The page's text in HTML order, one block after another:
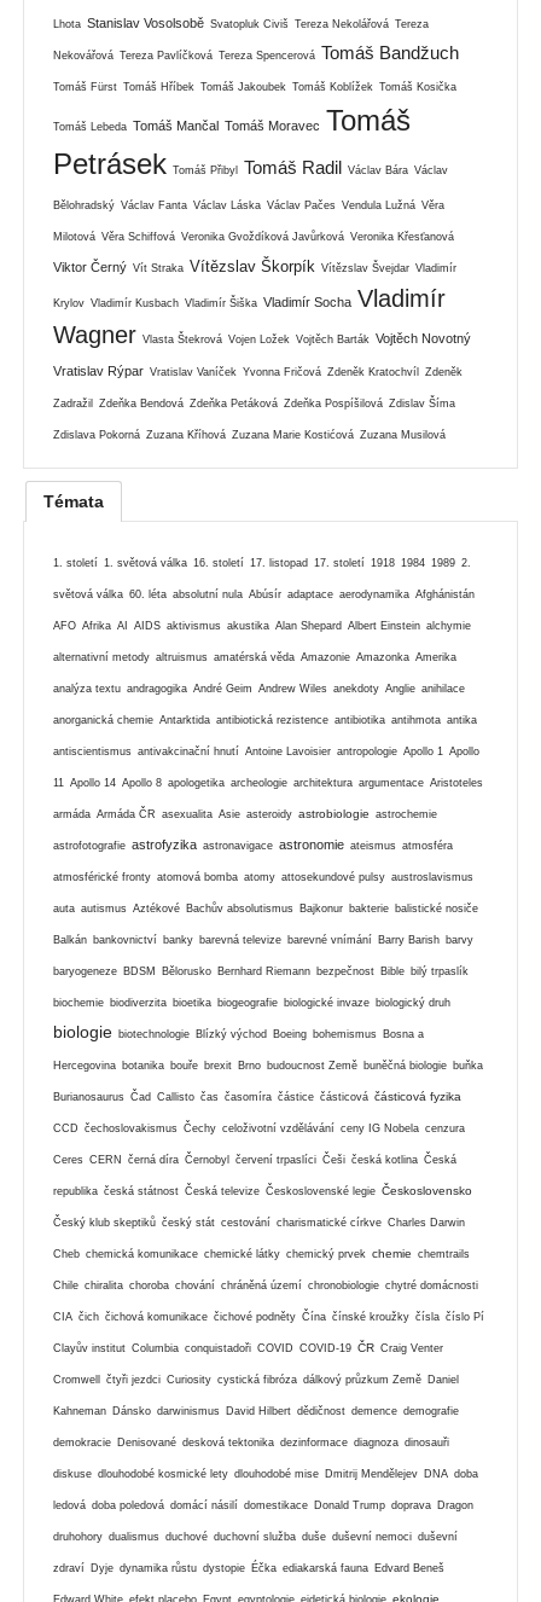
Lhota Stanislav Vosolsobě Svatopluk Civiš Tereza Nekolářová Tereza
Nekovářová Tereza Pavlíčková Tereza Spencerová Tomáš Bandžuch
Tomáš Fürst Tomáš Hříbek Tomáš Jakoubek Tomáš Koblížek Tomáš Kosička
Tomáš Lebeda Tomáš Mančal Tomáš Moravec Tomáš
Petrásek Tomáš Přibyl Tomáš Radil Václav Bára Václav
Bělohradský Václav Fanta Václav Láska Václav Pačes Vendula Lužná Věra
Milotová Věra Schiffová Veronika Gvoždíková Javůrková Veronika Křesťanová
Viktor Černý Vít Straka Vítězslav Škorpík Vítězslav Švejdar Vladimír
Krylov Vladimír Kusbach Vladimír Šiška Vladimír Socha Vladimír
Wagner Vlasta Štekrová Vojen Ložek Vojtěch Barták Vojtěch Novotný
Vratislav Rýpar Vratislav Vaníček Yvonna Fričová Zdeněk Kratochvíl Zdeněk
Zadražil Zdeňka Bendová Zdeňka Petáková Zdeňka Pospíšilová Zdislav Šíma
Zdislava Pokorná Zuzana Kříhová Zuzana Marie Kostićová Zuzana Musilová
Témata
1. století 1. světová válka 16. století 17. listopad 17. století 1918 1984 1989 2.
světová válka 60. léta absolutní nula Abúsír adaptace aerodynamika Afghánistán
AFO Afrika AI AIDS aktivismus akustika Alan Shepard Albert Einstein alchymie
alternativní metody altruismus amatérská věda Amazonie Amazonka Amerika
analýza textu andragogika André Geim Andrew Wiles anekdoty Anglie anihilace
anorganická chemie Antarktida antibiotická rezistence antibiotika antihmota antika
antiscientismus antivakcinační hnutí Antoine Lavoisier antropologie Apollo 1 Apollo
11 Apollo 14 Apollo 8 apologetika archeologie architektura argumentace Aristoteles
armáda Armáda ČR asexualita Asie asteroidy astrobiologie astrochemie
astrofotografie astrofyzika astronavigace astronomie ateismus atmosféra
atmosférické fronty atomová bomba atomy attosekundové pulsy austroslavismus
auta autismus Aztékové Bachův absolutismus Bajkonur bakterie balistické nosiče
Balkán bankovnictví banky barevná televize barevné vnímání Barry Barish barvy
baryogeneze BDSM Bělorusko Bernhard Riemann bezpečnost Bible bilý trpaslík
biochemie biodiverzita bioetika biogeografie biologické invaze biologický druh
biologie biotechnologie Blízký východ Boeing bohemismus Bosna a
Hercegovina botanika bouře brexit Brno budoucnost Země buněčná biologie buňka
Burianosaurus Čad Callisto čas časomíra částice částicová částicová fyzika
CCD čechoslovakismus Čechy celoživotní vzdělávání ceny IG Nobela cenzura
Ceres CERN černá díra Černobyl červení trpaslíci Češi česká kotlina Česká
republika česká státnost Česká televize Československé legie Československo
Český klub skeptiků český stát cestování charismatické církve Charles Darwin
Cheb chemická komunikace chemické látky chemický prvek chemie chemtrails
Chile chiralita choroba chování chráněná území chronobiologie chytré domácnosti
CIA čich čichová komunikace čichové podněty Čína čínské kroužky čísla číslo Pí
Clayův institut Columbia conquistadoři COVID COVID-19 ČR Craig Venter
Cromwell čtyři jezdci Curiosity cystická fibróza dálkový průzkum Země Daniel
Kahneman Dánsko darwinismus David Hilbert dědičnost demence demografie
demokracie Denisované desková tektonika dezinformace diagnoza dinosauři
diskuse dlouhodobé kosmické lety dlouhodobé mise Dmitrij Mendělejev DNA doba
ledová doba poledová domácí násilí domestikace Donald Trump doprava Dragon
druhohory dualismus duchové duchovní služba duše duševní nemoci duševní
zdraví Dyje dynamika růstu dystopie Éčka ediakarská fauna Edvard Beneš
Edward White efekt placebo Egypt egyptologie eidetická biologie ekologie